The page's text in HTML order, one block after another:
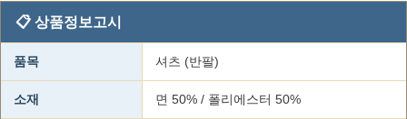
📋 상품정보고시
품목 셔츠 (반팔)
소재 면 50% / 폴리에스터 50%